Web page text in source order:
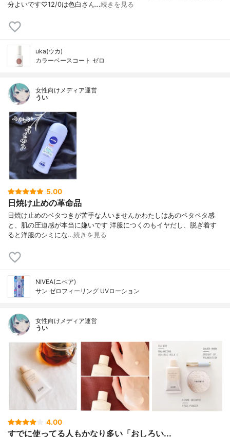
分よいです♡12/0は色白さん…続きを見る
uka(ウカ)
カラーベースコート ゼロ
女性向けメディア運営
うい
5.00
日焼け止めの革命品
日焼け止めのベタつきが苦手な人いませんかわたしはあのペタペタ感
と、肌の圧迫感が本当に嫌いです 洋服につくのもイヤだし、脱ぎ着す
ると洋服のシミにな…続きを見る
NIVEA(ニベア)
サン ゼロフィーリング UVローション
女性向けメディア運営
うい
4.00
すでに使ってる人もかなり多い「おしろい...